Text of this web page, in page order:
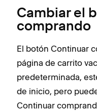
Cambiar el
comprando
El botón Continuar
página de carrito
predeterminada,
de inicio, pero
Continuar